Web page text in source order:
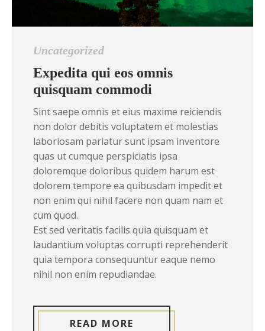
Uncategorized
Expedita qui eos omnis
quisquam commodi
Sint saepe omnis et eius maxime reiciendis
non dolor debitis voluptatem et molestias
laboriosam pariatur sunt ipsam inventore
quas ut cumque perspiciatis ipsa
doloremque doloribus quidem harum est
dolorem tempore ea quibusdam impedit et
non enim qui nihil facere non quam nam et
cum quod.
Est sed veritatis facilis quia quisquam et
laudantium voluptas corrupti reprehenderit
quia tempora consequuntur eaque nemo
nihil non enim repudiandae.
READ MORE